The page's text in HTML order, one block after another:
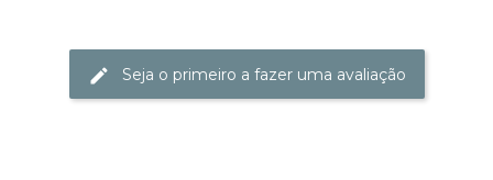
Seja o primeiro a fazer uma avaliação